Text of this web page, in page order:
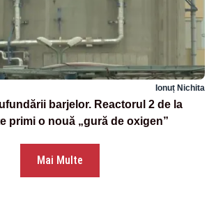
Ionuț Nichita
barjelor. Reactorul 2 de la
primi o nouă „gură de oxigen”
Mai Multe